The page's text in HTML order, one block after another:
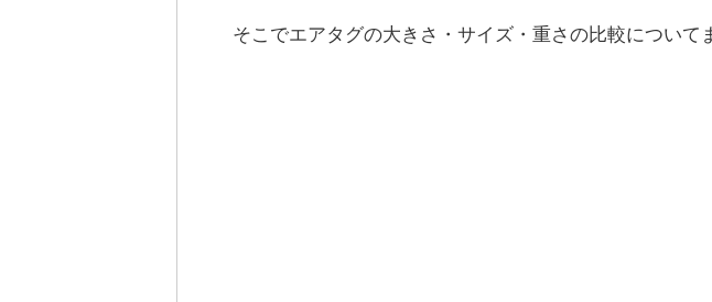
そこでエアタグの大きさ・サイズ・重さの比較について